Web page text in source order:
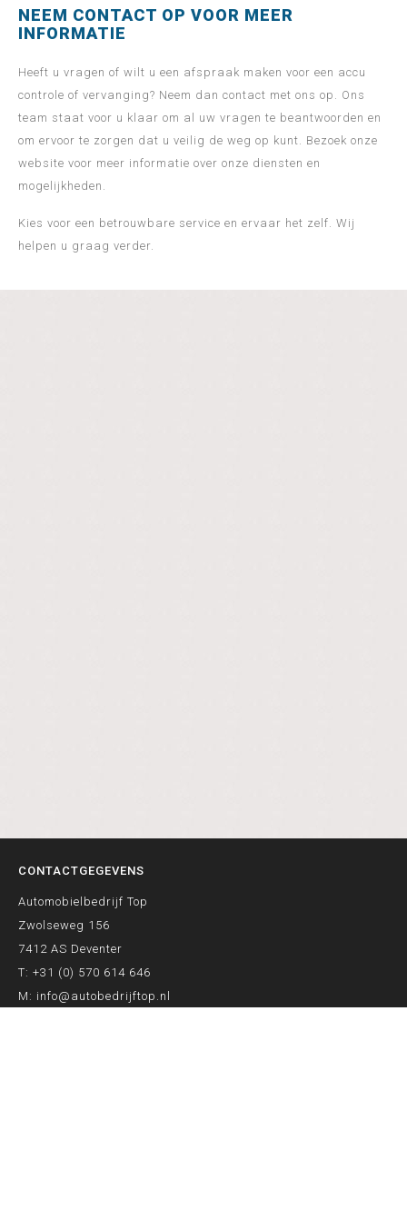
NEEM CONTACT OP VOOR MEER
INFORMATIE
Heeft u vragen of wilt u een afspraak maken voor een accu
controle of vervanging? Neem dan contact met ons op. Ons
team staat voor u klaar om al uw vragen te beantwoorden en
om ervoor te zorgen dat u veilig de weg op kunt. Bezoek onze
website voor meer informatie over onze diensten en
mogelijkheden.
Kies voor een betrouwbare service en ervaar het zelf. Wij
helpen u graag verder.
CONTACTGEGEVENS
Automobielbedrijf Top
Zwolseweg 156
7412 AS Deventer
T: +31 (0) 570 614 646
M: info@autobedrijftop.nl